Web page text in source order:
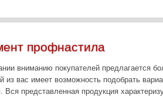
профнастила
вниманию покупателей предлагается
из вас имеет возможность подобрать
Вся представленная продукция